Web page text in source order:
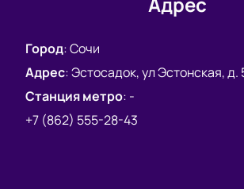
сайт, чтобы узнать подробности о
Город:Сочи
Адрес:Эстосадок, ул Эстонская, д.
Станция метро: -
+7 (862) 555-28-43